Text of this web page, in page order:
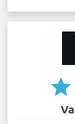
star